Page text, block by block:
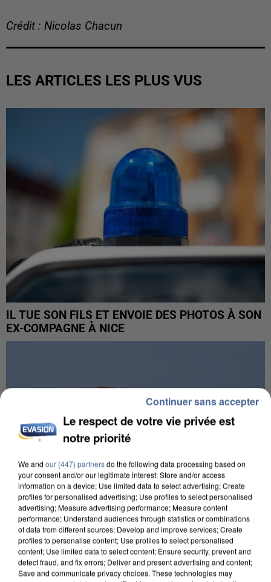
Crédit : Nicolas Chacun
LES ARTICLES LES PLUS VUS
IL TUE SON FILS ET ENVOIE DES PHOTOS À SON
EX-COMPAGNE À NICE
APRÈS TOUTES CES CANICULES, LES REFUGES
DE FAUNE SAUVAGE SONT...
Le respect de votre vie privée est
notre priorité
We and our (447) partnersdo the following data processing based on
your consent and/or our legitimate interest: Store and/or access
information on a device; Use limited data to select advertising; Create
profiles for personalised advertising; Use profiles to select personalised
advertising; Measure advertising performance; Measure content
performance; Understand audiences through statistics or combinations
of data from different sources; Develop and improve services; Create
profiles to personalise content; Use profiles to select personalised
content; Use limited data to select content; Ensure security, prevent and
detect fraud, and fix errors; Deliver and present advertising and content;
Save and communicate privacy choices. These technologies may
Continuer sans accepter